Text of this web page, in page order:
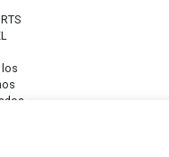
los